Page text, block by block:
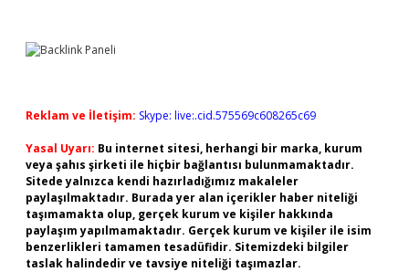
Reklam ve İletişim: Skype: live:.cid.575569c608265c69
Yasal Uyarı: Bu internet sitesi, herhangi bir marka, kurum
veya şahıs şirketi ile hiçbir bağlantısı bulunmamaktadır.
Sitede yalnızca kendi hazırladığımız makaleler
paylaşılmaktadır. Burada yer alan içerikler haber niteliği
taşımamakta olup, gerçek kurum ve kişiler hakkında
paylaşım yapılmamaktadır. Gerçek kurum ve kişiler ile isim
benzerlikleri tamamen tesadüfidir. Sitemizdeki bilgiler
taslak halindedir ve tavsiye niteliği taşımazlar.